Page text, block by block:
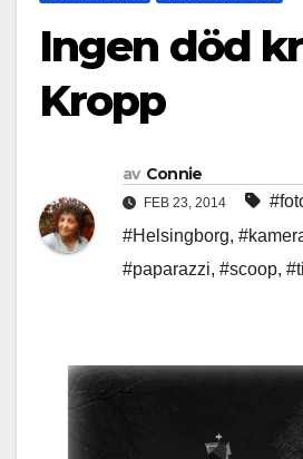
Ingen död
Kropp
av Connie
FEB 23, 2014
#Helsingborg,
#paparazzi, #scoop,